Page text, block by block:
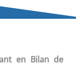
en Bilan de